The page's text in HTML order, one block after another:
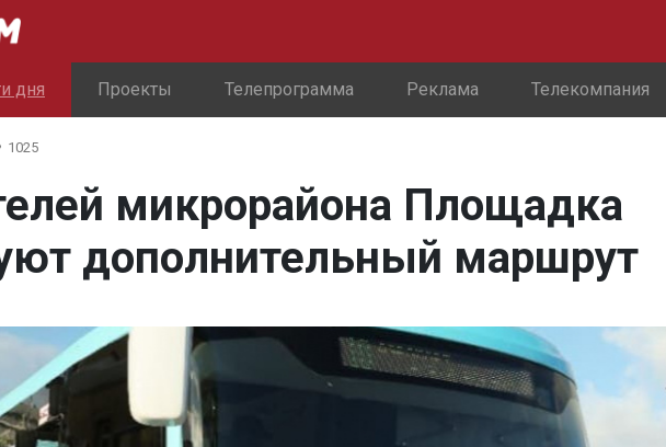
дня Проекты Телепрограмма Реклама Телекомпания
1025
микрорайона Площадка
дополнительный маршрут